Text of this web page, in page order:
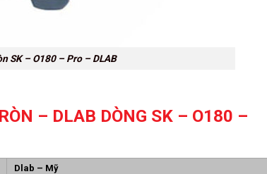
SK – O180 – Pro – DLAB
– DLAB DÒNG SK – O180 –
Dlab – Mỹ